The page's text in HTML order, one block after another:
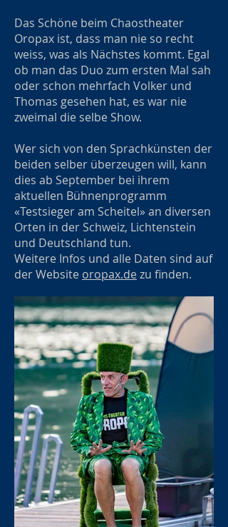
Das Schöne beim Chaostheater
Oropax ist, dass man nie so recht
weiss, was als Nächstes kommt. Egal
ob man das Duo zum ersten Mal sah
oder schon mehrfach Volker und
Thomas gesehen hat, es war nie
zweimal die selbe Show.
Wer sich von den Sprachkünsten der
beiden selber überzeugen will, kann
dies ab September bei ihrem
aktuellen Bühnenprogramm
«Testsieger am Scheitel» an diversen
Orten in der Schweiz, Lichtenstein
und Deutschland tun.
Weitere Infos und alle Daten sind auf
der Website oropax.dezu finden.